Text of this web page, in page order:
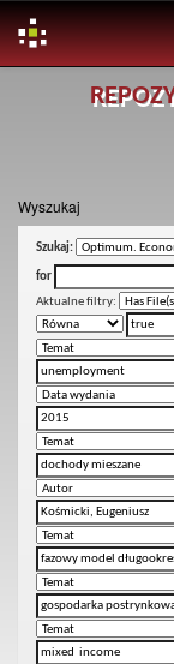
Wyszukaj
Szukaj:
for
Aktualne filtry: